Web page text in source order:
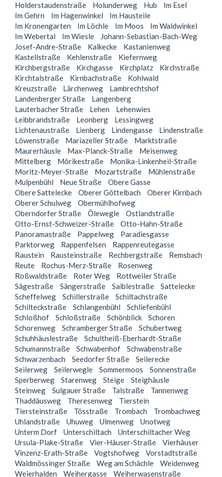
Holderstaudenstraße
Holunderweg Hub
Im Esel
Im Gehrn
Im Hagenwinkel
Im Hausteile
Im Kronengarten
Im Löchle Im Moos
Im Waldwinkel
Im Webertal
Im Wiesle
Johann-Sebastian-Bach-Weg
Josef-Andre-Straße
Kalkecke
Kastanienweg
Kastellstraße
Kehlenstraße
Kiefernweg
Kirchbergstraße
Kirchgasse Kirchplatz
Kirchstraße
Kirchtalstraße
Kirnbachstraße
Kohlwald
Kreuzstraße
Lärchenweg
Lambrechtshof
Landenberger Straße
Langenberg
Lauterbacher Straße
Lehen
Lehenwies
Leibbrandstraße
Leonberg
Lessingweg
Lichtenaustraße
Lienberg Lindengasse
Lindenstraße
Löwenstraße
Mariazeller Straße
Marktstraße
Maurerhäusle
Max-Planck-Straße
Meisenweg
Mittelberg
Mörikestraße
Monika-Linkenheil-Straße
Moritz-Meyer-Straße
Mozartstraße
Mühlenstraße
Mulpenbühl
Neue Straße
Obere Gasse
Obere Sattelecke
Oberer Göttelbach
Oberer Kirnbach
Oberer Schulweg
Obermühlhofweg
Oberndorfer Straße
Ölewegle
Ostlandstraße
Otto-Ernst-Schweizer-Straße
Otto-Hahn-Straße
Panoramastraße
Pappelweg
Paradiesgasse
Parktorweg
Rappenfelsen
Rappenreutegasse
Raustein
Rausteinstraße Rechbergstraße
Remsbach
Reute
Rochus-Merz-Straße
Rosenweg
Roßwaldstraße
Roter Weg
Rottweiler Straße
Sägestraße
Sängerstraße Saiblestraße
Sattelecke
Scheffelweg
Schillerstraße
Schiltachstraße
Schilteckstraße
Schlangenbühl
Schliefenbühl
Schloßhof
Schloßstraße Schönblick
Schoren
Schorenweg
Schramberger Straße
Schubertweg
Schuhhäuslestraße
Schultheiß-Eberhardt-Straße
Schumannstraße
Schwabenhof
Schwabenstraße
Schwarzenbach
Seedorfer Straße
Seilerecke
Seilerweg
Seilerwegle Sommermoos
Sonnenstraße
Sperberweg
Starenweg Steige
Steighäusle
Steinweg
Sulgauer Straße Talstraße
Tannenweg
Thaddäusweg
Theresenweg
Tierstein
Tiersteinstraße
Tösstraße Trombach
Trombachweg
Uhlandstraße
Uhuweg Ulmenweg
Unotweg
Unterm Dorf
Unterschiltach
Unterschiltacher Weg
Ursula-Plake-Straße
Vier-Häuser-Straße
Vierhäuser
Vinzenz-Erath-Straße
Vogtshofweg
Vorstadtstraße
Waldmössinger Straße
Weg am Schächle
Weidenweg
Weierhalden
Weihergasse Weiherwasenstraße